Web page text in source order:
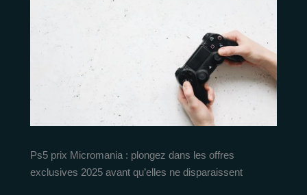
Ps5 prix Micromania : plongez dans les offres
exclusives 2025 avant qu’elles ne disparaissent